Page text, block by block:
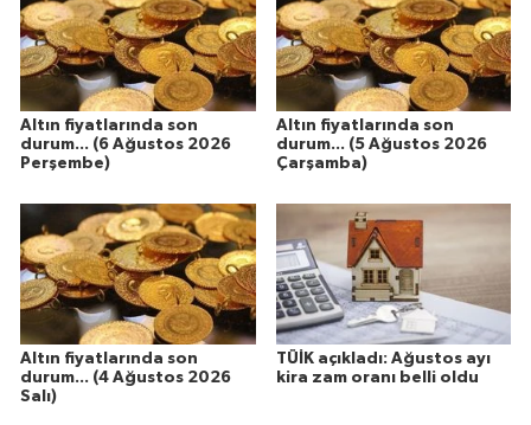
Altın fiyatlarında son
durum... (6 Ağustos 2026
Perşembe)
Altın fiyatlarında son
durum... (5 Ağustos 2026
Çarşamba)
Altın fiyatlarında son
durum... (4 Ağustos 2026
Salı)
TÜİK açıkladı: Ağustos ayı
kira zam oranı belli oldu